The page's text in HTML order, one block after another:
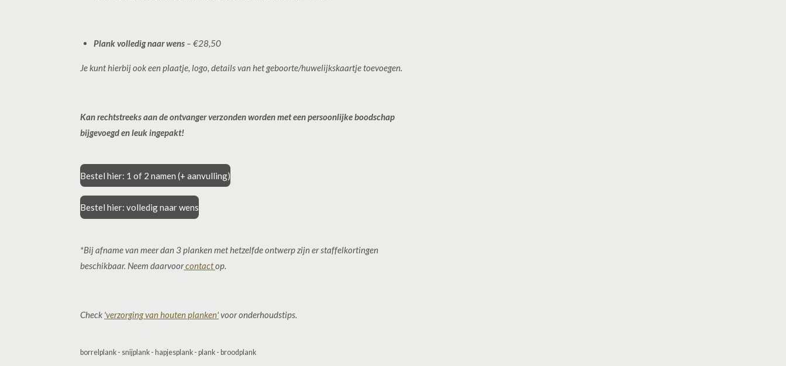
Plank volledig naar wens– €28,50
Je kunt hierbij ook een plaatje, logo, details van het geboorte/huwelijkskaartje toevoegen.
Kan rechtstreeks aan de ontvanger verzonden worden met een persoonlijke boodschap
bijgevoegd en leuk ingepakt!
Bestel hier: 1 of 2 namen (+ aanvulling)
Bestel hier: volledig naar wens
*Bij afname van meer dan 3 planken met hetzelfde ontwerp zijn er staffelkortingen
beschikbaar. Neem daarvoorcontactop.
Check 'verzorging van houten planken'voor onderhoudstips.
borrelplank - snijplank - hapjesplank - plank - broodplank